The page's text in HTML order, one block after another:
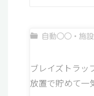
自動○○・施
ブレイズトラッ
放置で貯めて